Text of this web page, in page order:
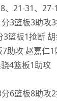
、21-31、27-
3篮板3助攻
3篮板1抢断
助攻 赵嘉仁
4篮板1助攻
6篮板8助攻